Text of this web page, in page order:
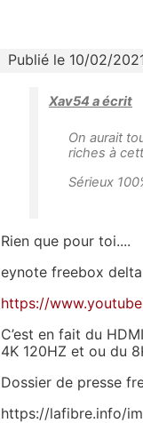
Publié le 10/02/
Xav54 a écrit
On aurait
riches à
Sérieux
Rien que pour toi....
eynote freebox
https://
C’est en fait du
4K 120HZ et ou du
Dossier de presse
https://lafibre.info/